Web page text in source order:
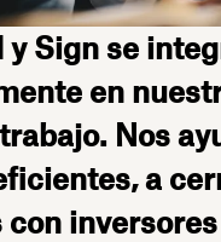
y Sign se
en
Nos
a